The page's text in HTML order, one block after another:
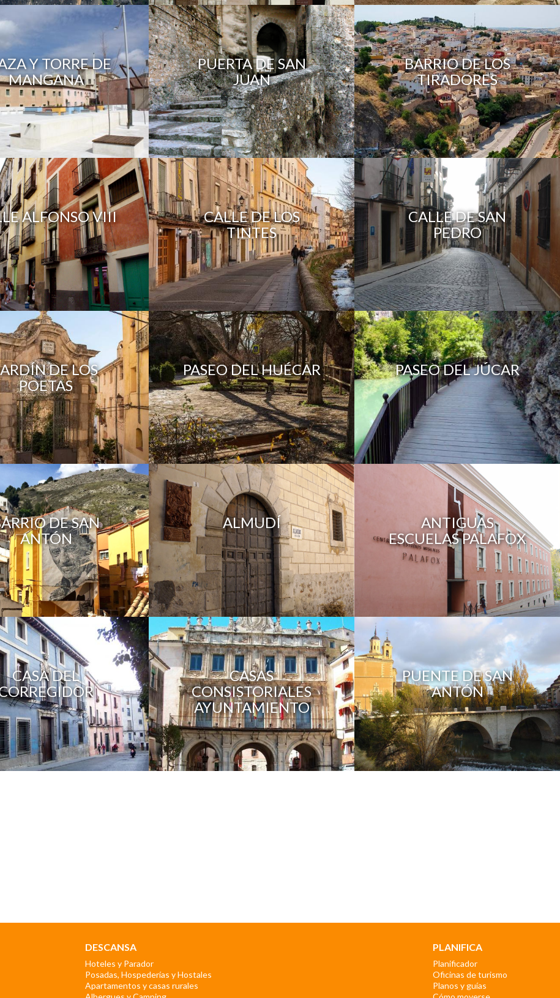
Y TORRE DE
MANGANA
PUERTA DE SAN
JUAN
BARRIO DE LOS
TIRADORES
ALFONSO VIII
CALLE DE LOS
TINTES
CALLE DE SAN
PEDRO
DE LOS
POETAS
PASEO DEL HUÉCAR PASEO DEL JÚCAR
DE SAN
ANTÓN
ALMUDÍ
ANTIGUAS
ESCUELAS PALAFOX
CASA DEL
CASAS
CONSISTORIALES
AYUNTAMIENTO
PUENTE DE SAN
ANTÓN
DESCANSA
Hoteles y Parador
Posadas, Hospederías y Hostales
Apartamentos y casas rurales
PLANIFICA
Planificador
Oficinas de turismo
Planos y guías